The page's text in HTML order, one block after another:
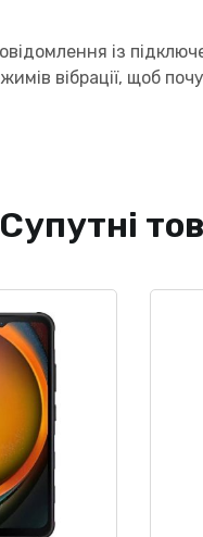
із
вібрації, щоб
Супутні